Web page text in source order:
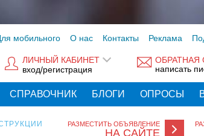
мобильного О нас Контакты Реклама
ОБРАТНАЯ
написать
ЛИЧНЫЙ КАБИНЕТ
вход/регистрация
СПРАВОЧНИК БЛОГИ ОПРОСЫ
РАЗМЕСТИТЬ ОБЪЯВЛЕНИЕ
НА САЙТЕ